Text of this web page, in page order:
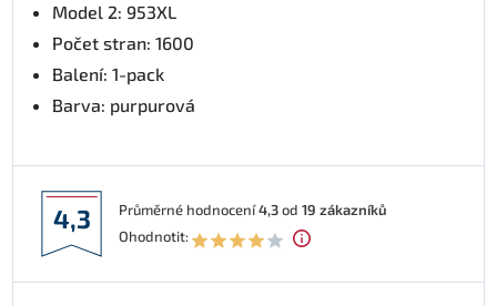
Model 2: 953XL
Počet stran: 1600
Balení: 1-pack
Barva: purpurová
4,3 Průměrné hodnocení4,3od 19 zákazníků
Ohodnotit: